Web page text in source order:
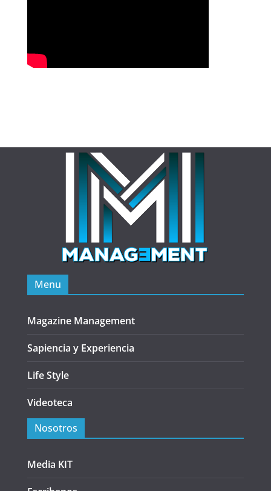
Menu
Magazine Management
Sapiencia y Experiencia
Life Style
Videoteca
Nosotros
Media KIT